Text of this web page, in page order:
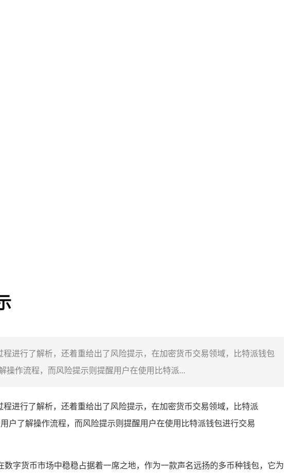
进行了解析，还着重给出了风险提示，在加密货币交易领域，比特派钱包
操作流程，而风险提示则提醒用户在使用比特派...
进行了解析，还着重给出了风险提示，在加密货币交易领域，比特派
户了解操作流程，而风险提示则提醒用户在使用比特派钱包进行交易
字货币市场中稳稳占据着一席之地，作为一款声名远扬的多币种钱包，它为